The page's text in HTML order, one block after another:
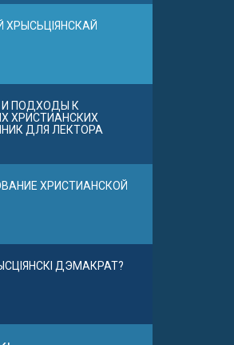
ХРЫСЬЦІЯНСКАЙ
И ПОДХОДЫ К
ХРИСТИАНСКИХ
ДЛЯ ЛЕКТОРА
ХРИСТИАНСКОЙ
ДЭМАКРАТ?